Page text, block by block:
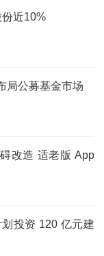
份近10%
局公募基金市场
改造 适老版 App
投资 120 亿元建